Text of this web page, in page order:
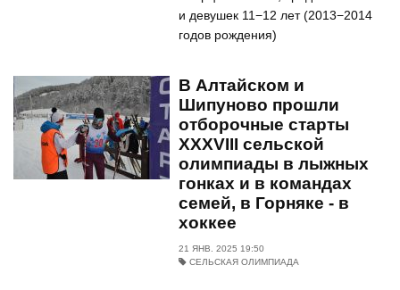
и девушек 11−12 лет (2013−2014
годов рождения)
В Алтайском и
Шипуново прошли
отборочные старты
XXXVIII сельской
олимпиады в лыжных
гонках и в командах
семей, в Горняке - в
хоккее
21 ЯНВ. 2025 19:50
СЕЛЬСКАЯ ОЛИМПИАДА